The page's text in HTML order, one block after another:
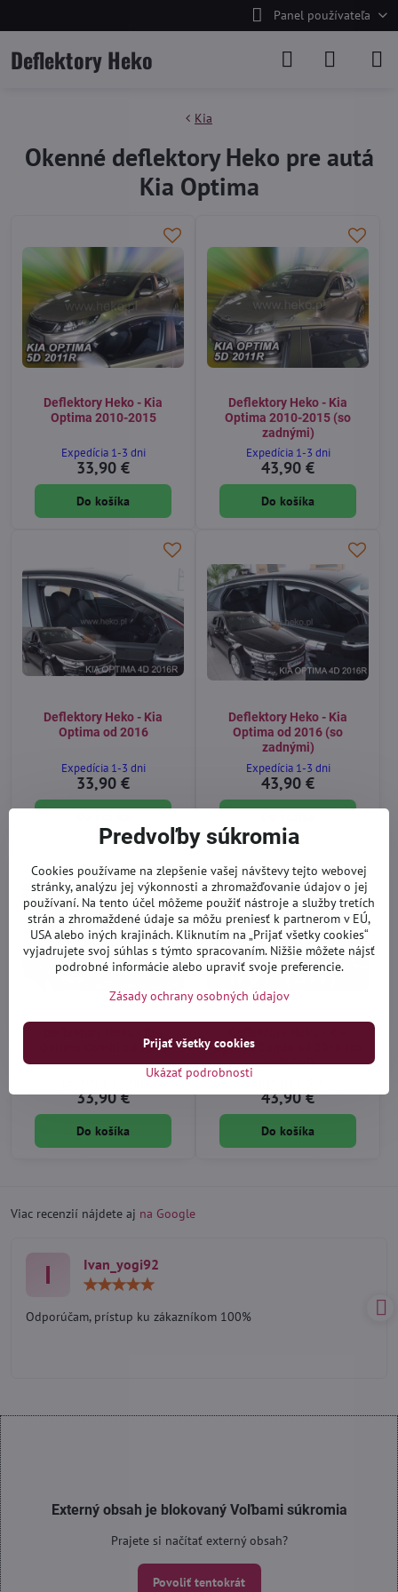
Panel používateľa
Deflektory Heko
Kia
Okenné deflektory Heko pre autá
Kia Optima
Deflektory Heko - Kia
Optima 2010-2015
Expedícia 1-3 dni
33,90 €
Do košíka
Deflektory Heko - Kia
Optima 2010-2015 (so
zadnými)
Expedícia 1-3 dni
43,90 €
Do košíka
Deflektory Heko - Kia
Optima od 2016
Expedícia 1-3 dni
33,90 €
Deflektory Heko - Kia
Optima od 2016 (so
zadnými)
Expedícia 1-3 dni
43,90 €
Optima Combi od 2016
33,90 €
Do košíka
Optima Combi od 2016 (so
zadnými)
43,90 €
Do košíka
Viac recenzií nájdete aj na Google
I Ivan_yogi92
5
Odporúčam, prístup ku zákazníkom 100%
Externý obsah je blokovaný Voľbami súkromia
Prajete si načítať externý obsah?
Povoliť tentokrát
Predvoľby súkromia
Cookies používame na zlepšenie vašej návštevy tejto webovej
stránky, analýzu jej výkonnosti a zhromažďovanie údajov o jej
používaní. Na tento účel môžeme použiť nástroje a služby tretích
strán a zhromaždené údaje sa môžu preniesť k partnerom v EÚ,
USA alebo iných krajinách. Kliknutím na „Prijať všetky cookies“
vyjadrujete svoj súhlas s týmto spracovaním. Nižšie môžete nájsť
podrobné informácie alebo upraviť svoje preferencie.
Zásady ochrany osobných údajov
Ukázať podrobnosti
Prijať všetky cookies